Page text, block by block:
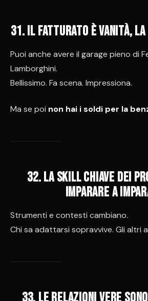
31. Il fatturato è vanità, la
Puoi anche avere il garage pieno di
Lamborghini.
Bellissimo. Fa scena. Impressiona.
Ma se poi non hai i soldi per la
32. La skill chiave dei
imparare a
Strumenti e contesti cambiano.
Chi sa adattarsi sopravvive. Gli altri